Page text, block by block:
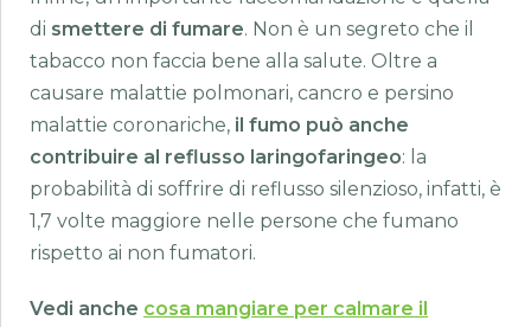
di smettere di fumare. Non è un segreto che il
tabacco non faccia bene alla salute. Oltre a
causare malattie polmonari, cancro e persino
malattie coronariche, il fumo può anche
contribuire al reflusso laringofaringeo: la
probabilità di soffrire di reflusso silenzioso, infatti, è
1,7 volte maggiore nelle persone che fumano
rispetto ai non fumatori.
Vedi anche cosa mangiare per calmare il